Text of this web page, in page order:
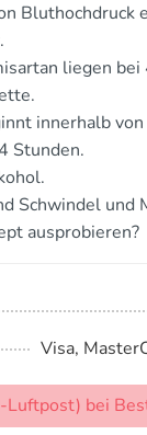
liegen
innerhalb
Stunden.
Schwindel und
ausprobieren?
Visa,
Luftpost) bei